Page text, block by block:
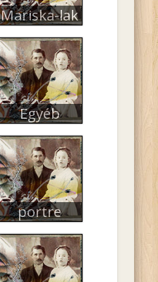
Mariska-lak
Egyéb
portre